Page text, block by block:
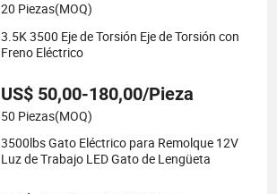
20 Piezas(MOQ)
3.5K 3500 Eje de Torsión Eje de Torsión con
Freno Eléctrico
US$ 50,00-180,00/Pieza
50 Piezas(MOQ)
3500lbs Gato Eléctrico para Remolque 12V
Luz de Trabajo LED Gato de Lengüeta